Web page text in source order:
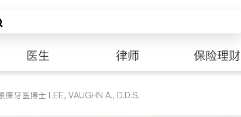
医生 律师 保险理财
廉牙医博士 LEE, VAUGHN A., D.D.S.